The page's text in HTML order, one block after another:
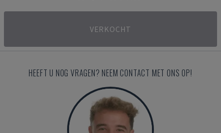
VERKOCHT
HEEFT U NOG VRAGEN? NEEM CONTACT MET ONS OP!